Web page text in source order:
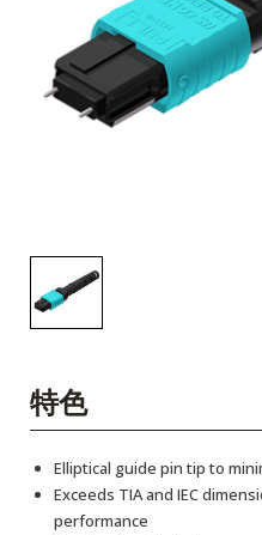
特色
Elliptical guide pin tip to
Exceeds TIA and IEC
performance